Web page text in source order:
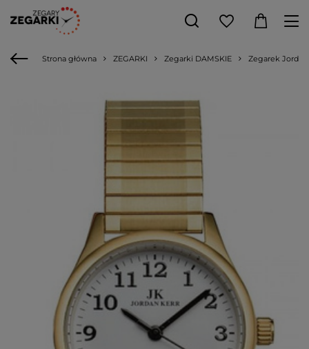
Strona główna ZEGARKI Zegarki DAMSKIE Zegarek